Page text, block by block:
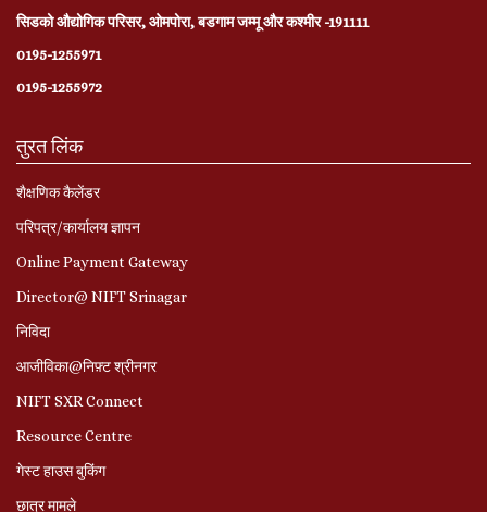
सिडको औद्योगिक परिसर, ओमपोरा, बडगाम जम्मू और कश्मीर -191111
0195-1255971
0195-1255972
तुरत लिंक
शैक्षणिक कैलेंडर
परिपत्र/कार्यालय ज्ञापन
Online Payment Gateway
Director@ NIFT Srinagar
निविदा
आजीविका@निफ़्ट श्रीनगर
NIFT SXR Connect
Resource Centre
गेस्ट हाउस बुकिंग
छात्र मामले